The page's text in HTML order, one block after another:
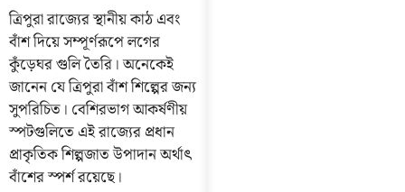
ত্রিপুরা রাজ্যের স্থানীয় কাঠ এবং
বাঁশ দিয়ে সম্পূর্ণরূপে লগের
কুঁড়েঘর গুলি তৈরি। অনেকেই
জানেন যে ত্রিপুরা বাঁশ শিল্পের জন্য
সুপরিচিত। বেশিরভাগ আকর্ষণীয়
স্পটগুলিতে এই রাজ্যের প্রধান
প্রাকৃতিক শিল্পজাত উপাদান অর্থাৎ
বাঁশের স্পর্শ রয়েছে।